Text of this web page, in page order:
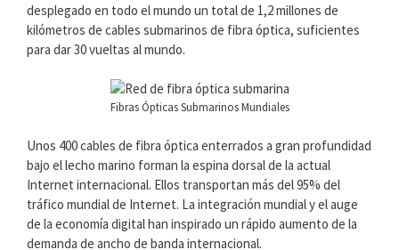
desplegado en todo el mundo un total de 1,2 millones de
kilómetros de cables submarinos de fibra óptica, suficientes
para dar 30 vueltas al mundo.
Fibras Ópticas Submarinos Mundiales
Unos 400 cables de fibra óptica enterrados a gran profundidad
bajo el lecho marino forman la espina dorsal de la actual
Internet internacional. Ellos transportan más del 95% del
tráfico mundial de Internet. La integración mundial y el auge
de la economía digital han inspirado un rápido aumento de la
demanda de ancho de banda internacional.